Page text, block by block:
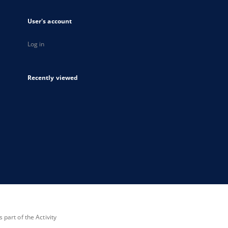
User's account
Log in
Recently viewed
part of the Activity